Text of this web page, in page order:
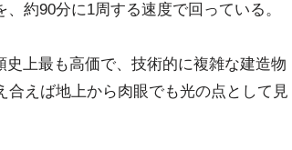
約90分に1周する速度で回っている。
上最も高価で、技術的に複雑な建造物
えば地上から肉眼でも光の点として見